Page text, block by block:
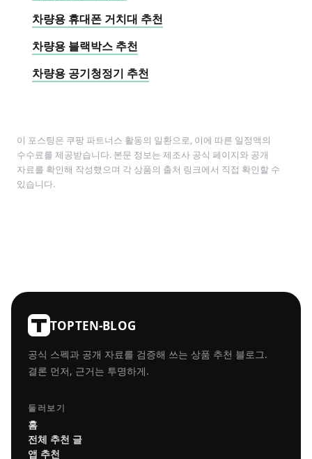
차량용 휴대폰 거치대 추천
차량용 블랙박스 추천
차량용 공기청정기 추천
이 포스팅은 쿠팡 파트너스 활동의 일환으로, 이에 따른 일정액의
수수료를 제공받습니다. 본문 정보는 제조사 공식 페이지와 공개
자료를 확인해 작성했으며 각 상품의 출처 링크에서 직접 확인할 수
있습니다.
TOPTEN-BLOG
공식 스펙과 공개 자료를 검증해 쓰는 상품 추천 블로그.
결론 먼저, 근거는 투명하게.
둘러보기
홈
전체 추천 글
앱 추천